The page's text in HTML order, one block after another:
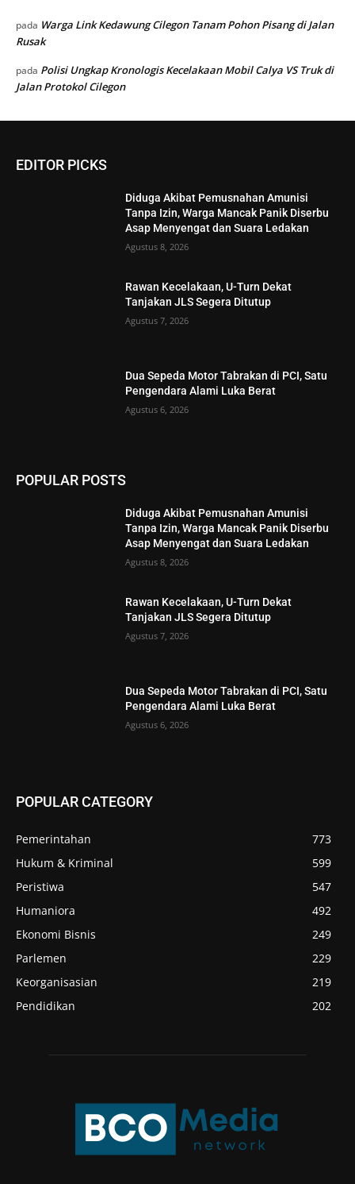
pada Warga Link Kedawung Cilegon Tanam Pohon Pisang di Jalan
Rusak
pada Polisi Ungkap Kronologis Kecelakaan Mobil Calya VS Truk di
Jalan Protokol Cilegon
EDITOR PICKS
Diduga Akibat Pemusnahan Amunisi
Tanpa Izin, Warga Mancak Panik Diserbu
Asap Menyengat dan Suara Ledakan
Agustus 8, 2026
Rawan Kecelakaan, U-Turn Dekat
Tanjakan JLS Segera Ditutup
Agustus 7, 2026
Dua Sepeda Motor Tabrakan di PCI, Satu
Pengendara Alami Luka Berat
Agustus 6, 2026
POPULAR POSTS
Diduga Akibat Pemusnahan Amunisi
Tanpa Izin, Warga Mancak Panik Diserbu
Asap Menyengat dan Suara Ledakan
Agustus 8, 2026
Rawan Kecelakaan, U-Turn Dekat
Tanjakan JLS Segera Ditutup
Agustus 7, 2026
Dua Sepeda Motor Tabrakan di PCI, Satu
Pengendara Alami Luka Berat
Agustus 6, 2026
POPULAR CATEGORY
Pemerintahan
773
Hukum & Kriminal
599
Peristiwa
547
Humaniora
492
Ekonomi Bisnis
249
Parlemen
229
Keorganisasian
219
Pendidikan
202